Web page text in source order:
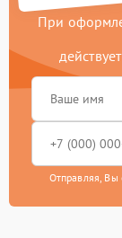
При
Отправляя, Вы